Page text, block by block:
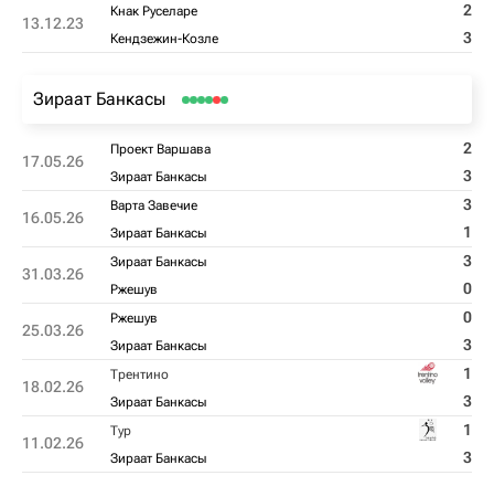
13.12.23
Кнак Руселаре 2
Кендзежин-Козле 3
Зираат Банкасы
17.05.26
Проект Варшава 2
Зираат Банкасы 3
16.05.26
Варта Завечие 3
Зираат Банкасы 1
31.03.26
Зираат Банкасы 3
Ржешув 0
25.03.26
Ржешув 0
Зираат Банкасы 3
18.02.26
Трентино 1
Зираат Банкасы 3
11.02.26
Тур 1
Зираат Банкасы 3